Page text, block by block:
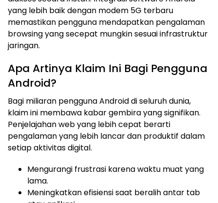
yang lebih baik dengan modem 5G terbaru
memastikan pengguna mendapatkan pengalaman
browsing yang secepat mungkin sesuai infrastruktur
jaringan.
Apa Artinya Klaim Ini Bagi Pengguna
Android?
Bagi miliaran pengguna Android di seluruh dunia,
klaim ini membawa kabar gembira yang signifikan.
Penjelajahan web yang lebih cepat berarti
pengalaman yang lebih lancar dan produktif dalam
setiap aktivitas digital.
Mengurangi frustrasi karena waktu muat yang
lama.
Meningkatkan efisiensi saat beralih antar tab